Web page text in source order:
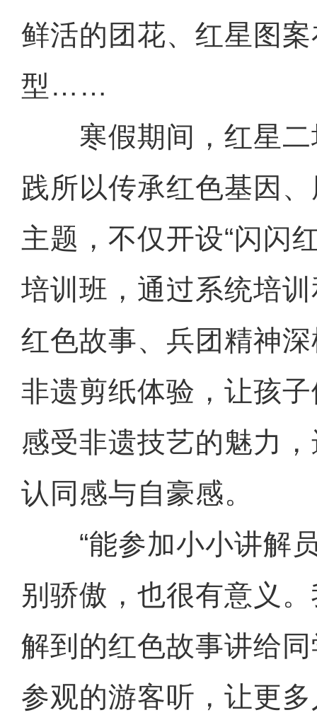
鲜活的团花、红星图
型……
寒假期间，红星二
践所以传承红色基因
主题，不仅开设“闪闪
培训班，通过系统培
红色故事、兵团精神
非遗剪纸体验，让孩
感受非遗技艺的魅力
认同感与自豪感。
“能参加小小讲解员
别骄傲，也很有意义
解到的红色故事讲给
参观的游客听，让更